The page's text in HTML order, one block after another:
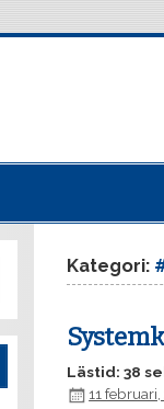
Kategori:
Lästid: 38
11 februari,